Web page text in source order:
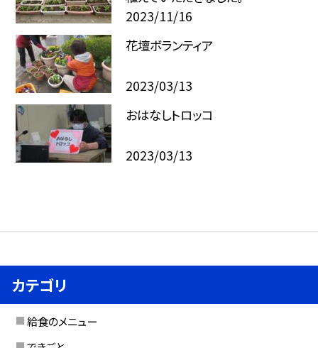
2023/11/16
花壇ボランティア
2023/03/13
おはなしトロッコ
2023/03/13
カテゴリ
給食のメニュー